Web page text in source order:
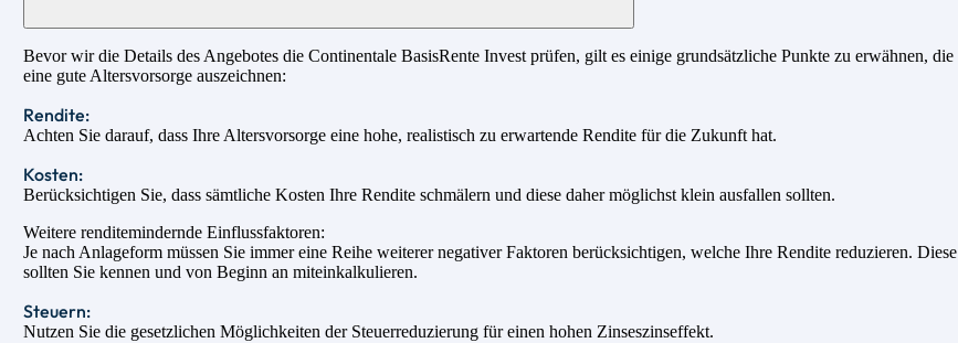
Bevor wir die Details des Angebotes die Continentale BasisRente Invest prüfen, gilt es einige grundsätzliche Punkte zu erwähnen, die
eine gute Altersvorsorge auszeichnen:
Rendite:
Achten Sie darauf, dass Ihre Altersvorsorge eine hohe, realistisch zu erwartende Rendite für die Zukunft hat.
Kosten:
Berücksichtigen Sie, dass sämtliche Kosten Ihre Rendite schmälern und diese daher möglichst klein ausfallen sollten.
Weitere renditemindernde Einflussfaktoren:
Je nach Anlageform müssen Sie immer eine Reihe weiterer negativer Faktoren berücksichtigen, welche Ihre Rendite reduzieren. Diese
sollten Sie kennen und von Beginn an miteinkalkulieren.
Steuern:
Nutzen Sie die gesetzlichen Möglichkeiten der Steuerreduzierung für einen hohen Zinseszinseffekt.